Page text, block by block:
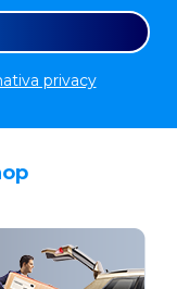
privacy